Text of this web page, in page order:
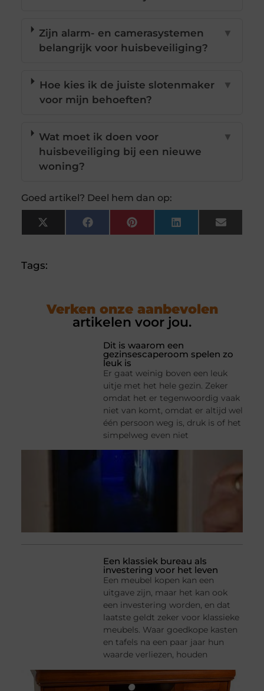
Zijn alarm- en camerasystemen
belangrijk voor huisbeveiliging?
▼
Hoe kies ik de juiste slotenmaker
voor mijn behoeften?
▼
Wat moet ik doen voor
huisbeveiliging bij een nieuwe
woning?
▼
Goed artikel? Deel hem dan op:
X
(Twitter)
FacebookPinterestLinkedInEmail
Tags:
Verken onze aanbevolen
artikelen voor jou.
Dit is waarom een
gezinsescaperoom spelen zo
leuk is
Er gaat weinig boven een leuk
uitje met het hele gezin. Zeker
omdat het er tegenwoordig vaak
niet van komt, omdat er altijd wel
één persoon weg is, druk is of het
simpelweg even niet
Een klassiek bureau als
investering voor het leven
Een meubel kopen kan een
uitgave zijn, maar het kan ook
een investering worden, en dat
laatste geldt zeker voor klassieke
meubels. Waar goedkope kasten
en tafels na een paar jaar hun
waarde verliezen, houden